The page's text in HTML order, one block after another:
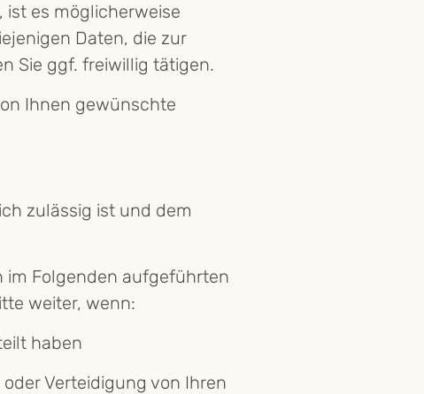
ist es möglicherweise
Daten, die zur
Sie ggf. freiwillig tätigen.
Ihnen gewünschte
zulässig ist und dem
im Folgenden aufgeführten
weiter, wenn:
haben
Verteidigung von Ihren